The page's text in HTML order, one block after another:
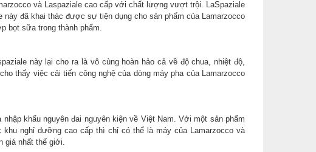
và Laspaziale cao cấp với chất lượng vượt trội. LaSpaziale
đã khai thác được sự tiện dụng cho sản phẩm của Lamarzocco
bọt sữa trong thành phẩm.
này lại cho ra là vô cùng hoàn hảo cả về độ chua, nhiệt độ,
thấy việc cải tiến công nghệ của dòng máy pha của Lamarzocco
khẩu nguyên đai nguyên kiện về Việt Nam. Với một sản phẩm
nghỉ dưỡng cao cấp thì chỉ có thể là máy của Lamarzocco và
giá nhất thế giới.